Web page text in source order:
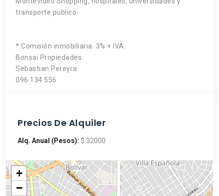
transporte publico.
* Comisión inmobiliaria: 3% + IVA.
Bonsai Propiedades.
Sebastian Pereyra
096 134 556
Precios De Alquiler
Alq. Anual (Pesos): $ 32000
+
−